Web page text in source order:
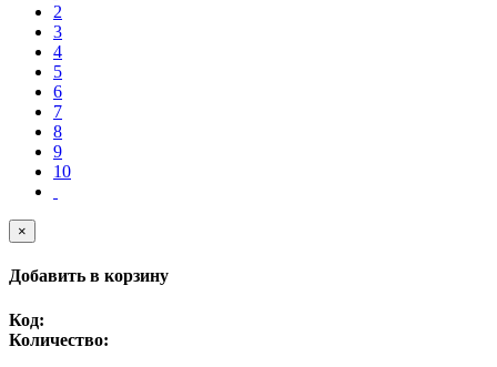
2
3
4
5
6
7
8
9
10
×
Добавить в корзину
Код:
Количество: